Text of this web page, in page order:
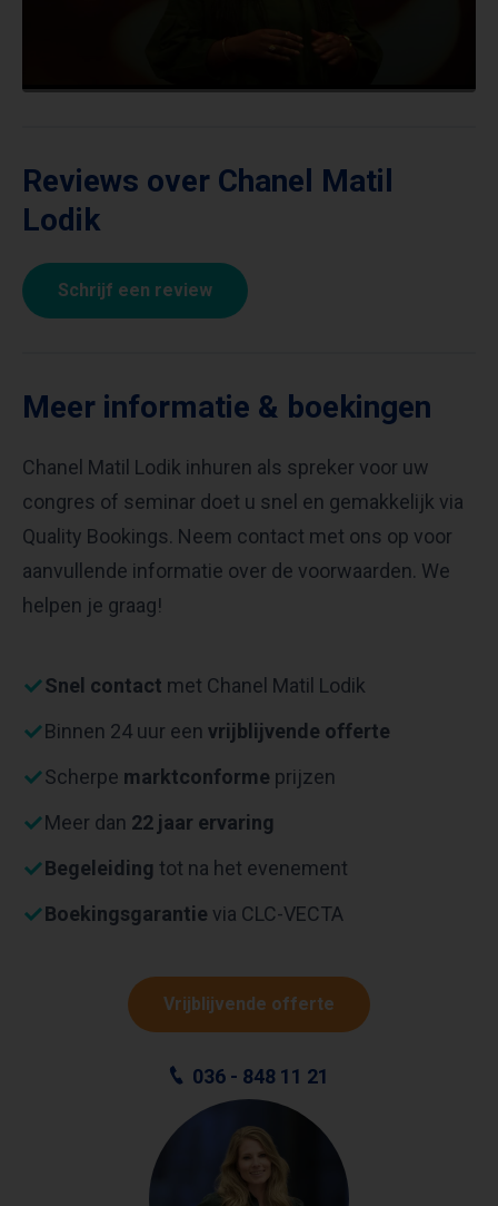
Reviews over Chanel Matil
Lodik
Schrijf een review
Meer informatie & boekingen
Chanel Matil Lodik inhuren als spreker voor uw
congres of seminar doet u snel en gemakkelijk via
Quality Bookings. Neem contact met ons op voor
aanvullende informatie over de voorwaarden. We
helpen je graag!
Snel contact met Chanel Matil Lodik
Binnen 24 uur een vrijblijvende offerte
Scherpe marktconforme prijzen
Meer dan 22 jaar ervaring
Begeleiding tot na het evenement
Boekingsgarantie via CLC-VECTA
Vrijblijvende offerte
036 - 848 11 21